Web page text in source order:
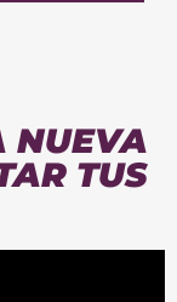
NUEVA
TUS